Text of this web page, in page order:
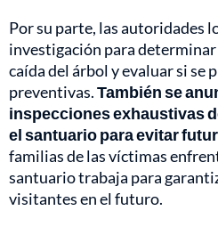
Por su parte, las autoridades
investigación para determinar
caída del árbol y evaluar si se
preventivas.También se
inspecciones exhaustivas
el santuario para evitar
familias de las víctimas
santuario trabaja para
visitantes en el futuro.